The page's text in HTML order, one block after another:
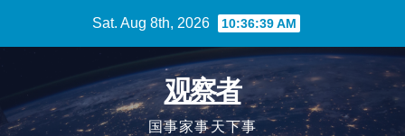
Sat. Aug 8th, 2026 10:36:40 AM
观察者
国事家事天下事